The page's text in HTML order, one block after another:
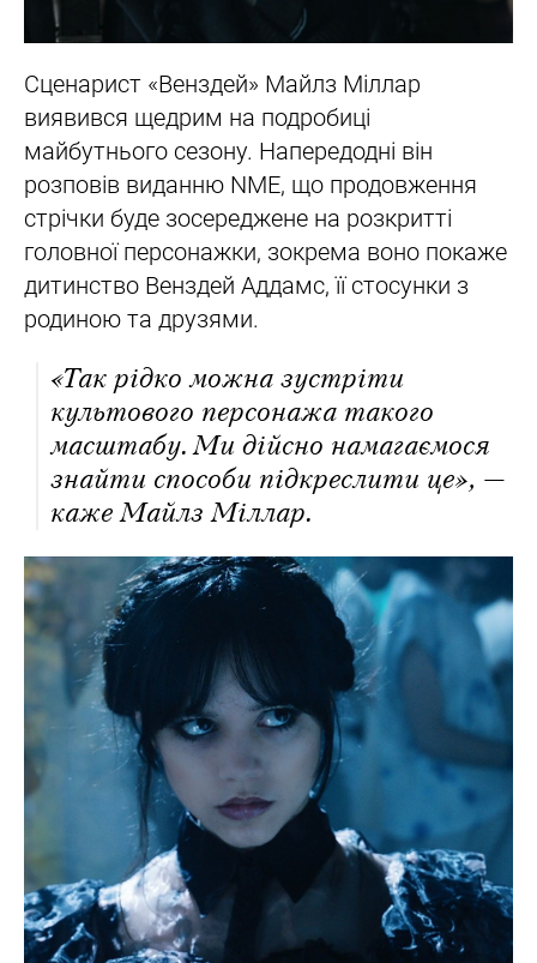
Сценарист «Венздей» Майлз Міллар
виявився щедрим на подробиці
майбутнього сезону. Напередодні він
розповів виданню NME, що продовження
стрічки буде зосереджене на розкритті
головної персонажки, зокрема воно покаже
дитинство Венздей Аддамс, її стосунки з
родиною та друзями.
«Так рідко можна зустріти
культового персонажа такого
масштабу. Ми дійсно намагаємося
знайти способи підкреслити це», —
каже Майлз Міллар.